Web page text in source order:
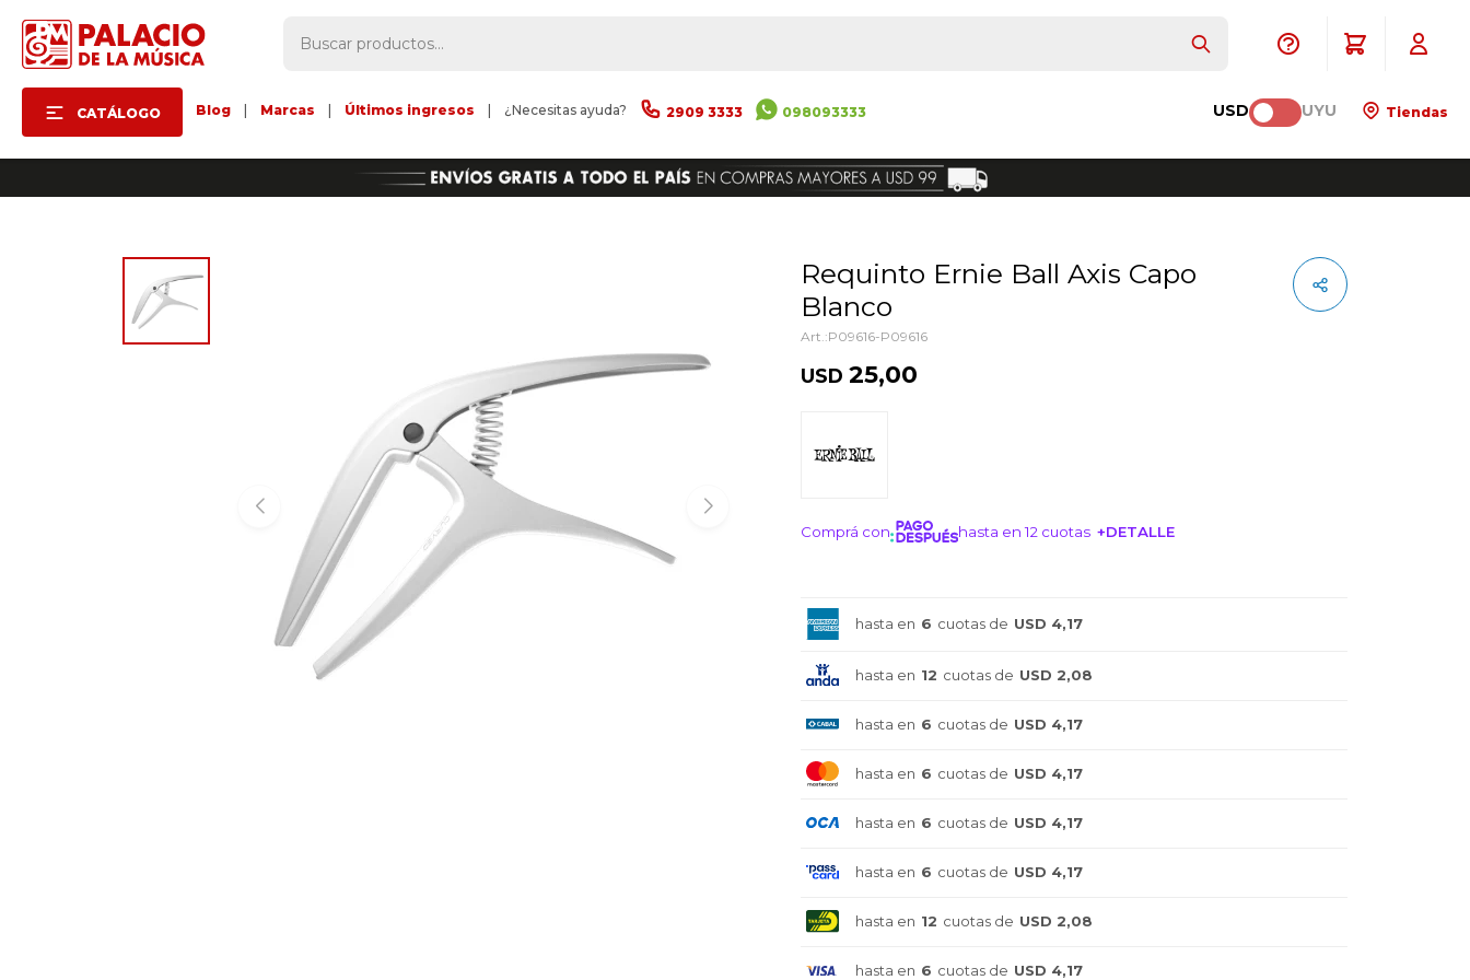
CATÁLOGO Blog Marcas Últimos ingresos ¿Necesitas ayuda? 2909 3333 098093333 USD UYU Tiendas
Requinto Ernie Ball Axis Capo
Blanco
P09616-P09616
USD 25,00
Comprá con hasta en 12 cuotas +DETALLE
hasta en 6 cuotas de USD 4,17
hasta en 12 cuotas de USD 2,08
hasta en 6 cuotas de USD 4,17
hasta en 6 cuotas de USD 4,17
hasta en 6 cuotas de USD 4,17
hasta en 6 cuotas de USD 4,17
hasta en 12 cuotas de USD 2,08
hasta en 6 cuotas de USD 4,17